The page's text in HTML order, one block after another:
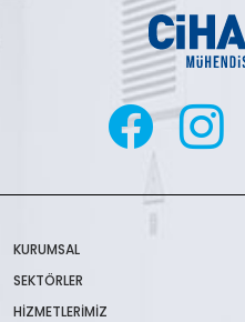
KURUMSAL
SEKTÖRLER
HIZMETLERIMIZ